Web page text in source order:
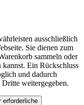
ausschließlich
Sie dienen zum
sammeln oder
Ein Rückschluss
und dadurch
weitergegeben.
erforderliche